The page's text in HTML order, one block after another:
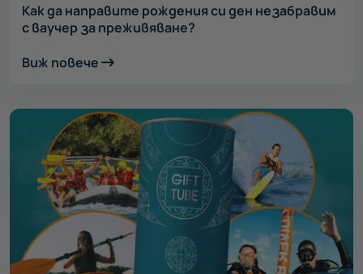
Как да направите рождения си ден незабравим
с ваучер за преживяване?
Виж повече